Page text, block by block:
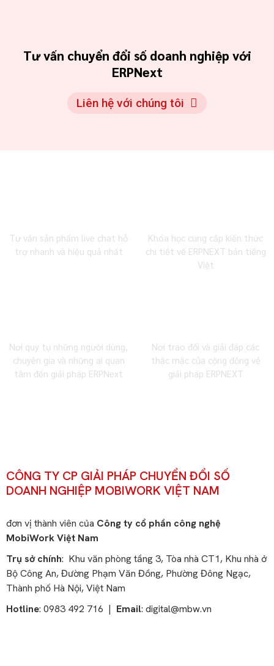
Tư vấn chuyển đổi số doanh nghiệp với
ERPNext
Liên hệ với chúng tôi
Tư vấn sản phẩm live chat hỗ
trợ nhanh và hiệu quả nhất
Khóa học cung cấp kiến thức
chi tiết về ERPNEXT bản tiếng
Việt
Nơi quy tụ những người dùng,
chuyên gia và những ai quan
tâm đến giải pháp ERPNext
Nơi trao đổi và giải đáp các
thắc mắc của cộng đồng về
giải pháp ERPNEXT
CÔNG TY CP GIẢI PHÁP CHUYỂN ĐỔI SỐ
DOANH NGHIỆP MOBIWORK VIỆT NAM
đơn vị thành viên của Công ty cổ phần công nghệ
MobiWork Việt Nam
Trụ sở chính: Khu văn phòng tầng 3, Tòa nhà CT1, Khu nhà ở
Bộ Công An, Đường Phạm Văn Đồng, Phường Đông Ngạc,
Thành phố Hà Nội, Việt Nam
Hotline: 0983 492 716 | Email: digital@mbw.vn